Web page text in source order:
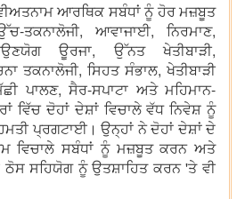
ਆਰਥਿਕ ਸਬੰਧਾਂ ਨੂੰ ਹੋਰ ਮਜ਼ਬੂਤ
ਤਕਨਾਲੋਜੀ, ਆਵਾਜਾਈ, ਨਿਰਮਾਣ,
ਊਰਜਾ, ਉੱਨਤ ਖੇਤੀਬਾੜੀ,
ਤਕਨਾਲੋਜੀ, ਸਿਹਤ ਸੰਭਾਲ, ਖੇਤੀਬਾੜੀ
ਪਾਲਣ, ਸੈਰ-ਸਪਾਟਾ ਅਤੇ ਮਹਿਮਾਨ-
ਵਿੱਚ ਦੋਹਾਂ ਦੇਸ਼ਾਂ ਵਿਚਾਲੇ ਵੱਧ ਨਿਵੇਸ਼ ਨੂੰ
ਪ੍ਰਗਟਾਈ। ਉਨ੍ਹਾਂ ਨੇ ਦੋਹਾਂ ਦੇਸ਼ਾਂ ਦੇ
ਵਿਚਾਲੇ ਸਬੰਧਾਂ ਨੂੰ ਮਜ਼ਬੂਤ ਕਰਨ ਅਤੇ
ਠੋਸ ਸਹਿਯੋਗ ਨੂੰ ਉਤਸ਼ਾਹਿਤ ਕਰਨ 'ਤੇ ਵੀ